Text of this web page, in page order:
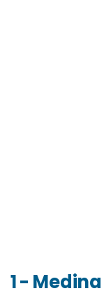
1 - Medina